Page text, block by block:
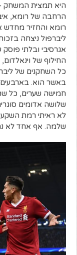
היא תמצית המשחק –
הרחבה של רומא,
רומא והחזיר מחדש
ליברפול ניצחה
אגרסיבי ובלתי
כל השחקנים של
באשר הוא. בארבעים
חמישה שערים, כל
שלושה אדומים
לא ראיתי רמת
שלמה. אף אחד לא